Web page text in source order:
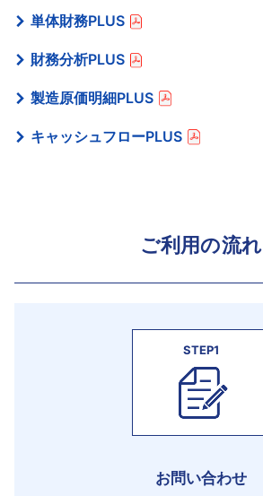
単体財務PLUS
財務分析PLUS
製造原価明細PLUS
キャッシュフローPLUS
ご利用の流れ
STEP1
お問い合わせ